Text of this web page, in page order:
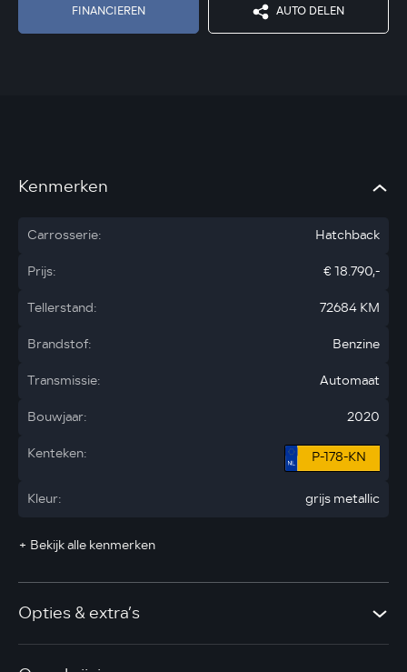
FINANCIEREN AUTO DELEN
Kenmerken
Carrosserie:
Hatchback
Prijs:
€ 18.790,-
Tellerstand:
72684 KM
Brandstof:
Benzine
Transmissie:
Automaat
Bouwjaar:
2020
Kenteken:
P-178-KN
Kleur: grijs metallic
+ Bekijk alle kenmerken
Opties & extra’s